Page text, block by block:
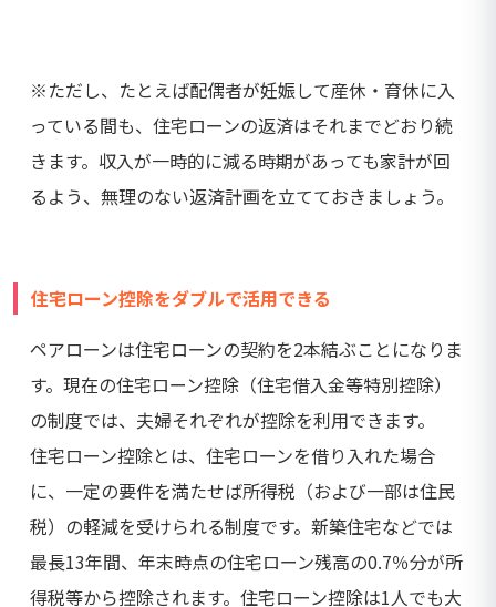
※ただし、たとえば配偶者が妊娠して産休・育休に入
っている間も、住宅ローンの返済はそれまでどおり続
きます。収入が一時的に減る時期があっても家計が回
るよう、無理のない返済計画を立てておきましょう。
住宅ローン控除をダブルで活用できる
ペアローンは住宅ローンの契約を2本結ぶことになりま
す。現在の住宅ローン控除（住宅借入金等特別控除）
の制度では、夫婦それぞれが控除を利用できます。
住宅ローン控除とは、住宅ローンを借り入れた場合
に、一定の要件を満たせば所得税（および一部は住民
税）の軽減を受けられる制度です。新築住宅などでは
最長13年間、年末時点の住宅ローン残高の0.7％分が所
得税等から控除されます。住宅ローン控除は1人でも大